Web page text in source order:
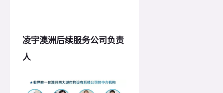
凌宇澳洲后续服务公司负责
人